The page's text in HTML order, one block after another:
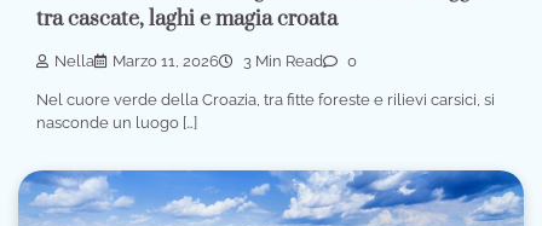
tra cascate, laghi e magia croata
Nella Marzo 11, 2026 3 Min Read 0
Nel cuore verde della Croazia, tra fitte foreste e rilievi carsici, si
nasconde un luogo […]